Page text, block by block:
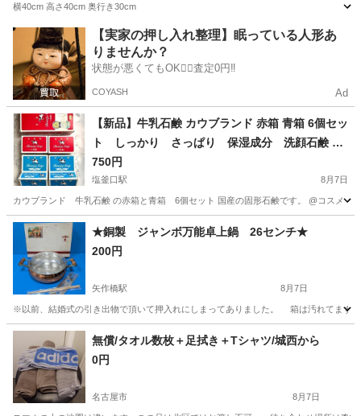
横40cm 高さ40cm 奥行き30cm
愛知 豊田市 末野原駅 生活雑貨
【実家の押し入れ整理】眠っている人形あ
りませんか？
状態が悪くてもOK🙆‍♀️査定0円‼️
COYASH Ad
【新品】牛乳石鹸 カウブランド 赤箱 青箱 6個セッ
ト しっかり さっぱり 保湿成分 洗顔石鹸 ボ
ディソープ 肌に優しい
750円
塩釜口駅 8月7日
カウブランド 牛乳石鹸 の赤箱と青箱 6個セット 国産の固形石鹸です。 @コスメ
愛知 名古屋市 塩釜口駅 家庭用品 石鹸
★銅製 ジャンボ万能卓上鍋 26センチ★
200円
矢作橋駅 8月7日
※以前、結婚式の引き出物で頂いて押入れにしまってありました。 箱は汚れてます
愛知 岡崎市 矢作橋駅 調理器具 押入れ
無償/タオル数枚＋足拭き＋Tシャツ/城西から
0円
名古屋市 8月7日